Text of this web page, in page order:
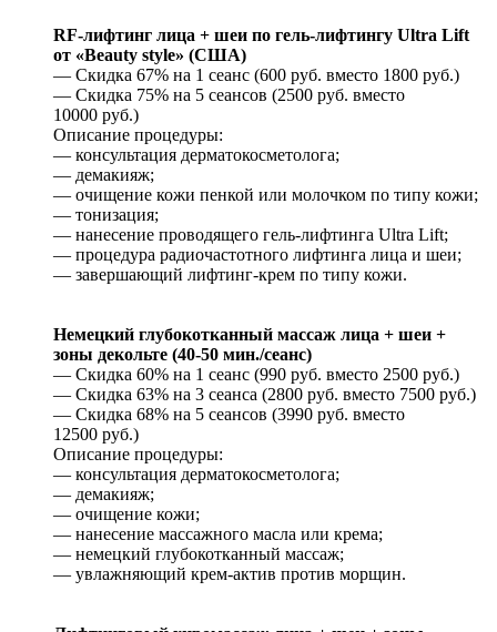
RF-лифтинг лица + шеи по гель-лифтингу Ultra Lift
от «Beauty style» (США)
— Скидка 67% на 1 сеанс (600 руб. вместо 1800 руб.)
— Скидка 75% на 5 сеансов (2500 руб. вместо
10000 руб.)
Описание процедуры:
— консультация дерматокосметолога;
— демакияж;
— очищение кожи пенкой или молочком по типу кожи;
— тонизация;
— нанесение проводящего гель-лифтинга Ultra Lift;
— процедура радиочастотного лифтинга лица и шеи;
— завершающий лифтинг-крем по типу кожи.
Немецкий глубокотканный массаж лица + шеи +
зоны декольте (40-50 мин./сеанс)
— Скидка 60% на 1 сеанс (990 руб. вместо 2500 руб.)
— Скидка 63% на 3 сеанса (2800 руб. вместо 7500 руб.)
— Скидка 68% на 5 сеансов (3990 руб. вместо
12500 руб.)
Описание процедуры:
— консультация дерматокосметолога;
— демакияж;
— очищение кожи;
— нанесение массажного масла или крема;
— немецкий глубокотканный массаж;
— увлажняющий крем-актив против морщин.